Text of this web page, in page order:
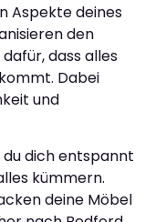
Aspekte deines
den
dass alles
Dabei
und
dich entspannt
kümmern.
deine Möbel